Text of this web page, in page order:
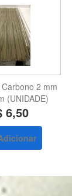
2 mm
(UNIDADE)
6,50